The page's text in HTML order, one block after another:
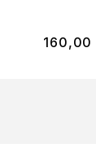
160,00